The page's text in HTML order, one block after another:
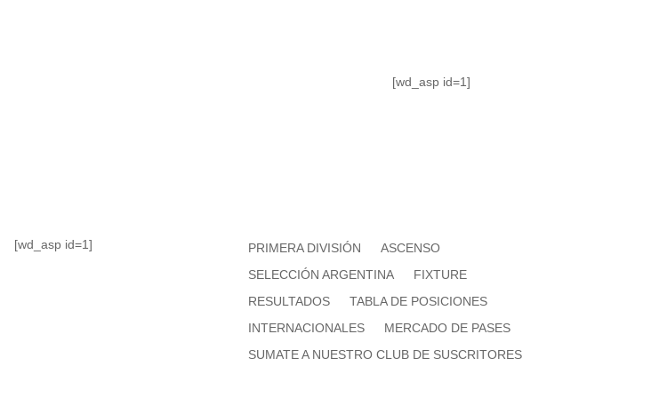
[wd_asp id=1]
[wd_asp id=1] PRIMERA DIVISIÓN
ASCENSO
SELECCIÓN ARGENTINA
FIXTURE
RESULTADOS
TABLA DE POSICIONES
INTERNACIONALES
MERCADO DE PASES
SUMATE A NUESTRO CLUB DE SUSCRITORES